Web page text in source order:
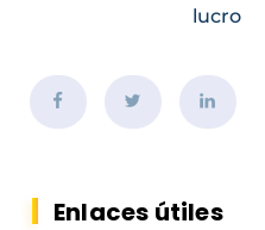
lucro
Enlaces útiles